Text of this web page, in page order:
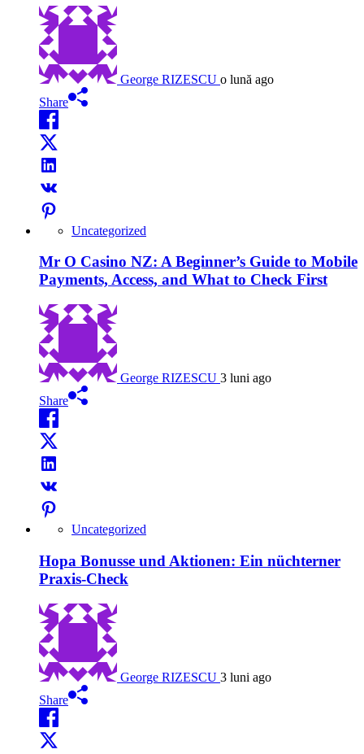
George RIZESCU o lună ago
Share
Uncategorized
Mr O Casino NZ: A Beginner’s Guide to Mobile
Payments, Access, and What to Check First
George RIZESCU 3 luni ago
Share
Uncategorized
Hopa Bonusse und Aktionen: Ein nüchterner
Praxis-Check
George RIZESCU 3 luni ago
Share